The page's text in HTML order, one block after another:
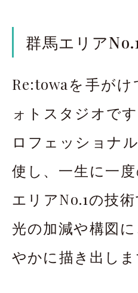
群馬エリア
Re:towaを手が
ォトスタジオで
ロフェッショナ
使し、一生に一
エリアNo.1の技
光の加減や構図
やかに描き出しま